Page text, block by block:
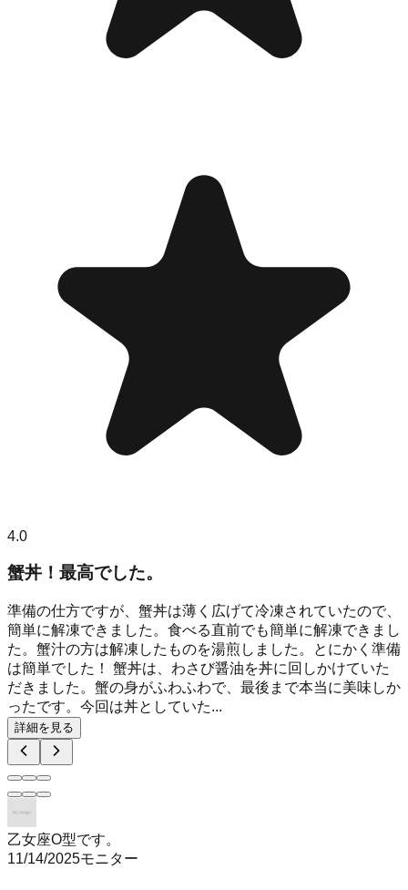
4.0
蟹丼！最高でした。
準備の仕方ですが、蟹丼は薄く広げて冷凍されていたので、
簡単に解凍できました。食べる直前でも簡単に解凍できまし
た。蟹汁の方は解凍したものを湯煎しました。とにかく準備
は簡単でした！ 蟹丼は、わさび醤油を丼に回しかけていた
だきました。蟹の身がふわふわで、最後まで本当に美味しか
ったです。今回は丼としていた...
詳細を見る
乙女座O型です。
11/14/2025モニター